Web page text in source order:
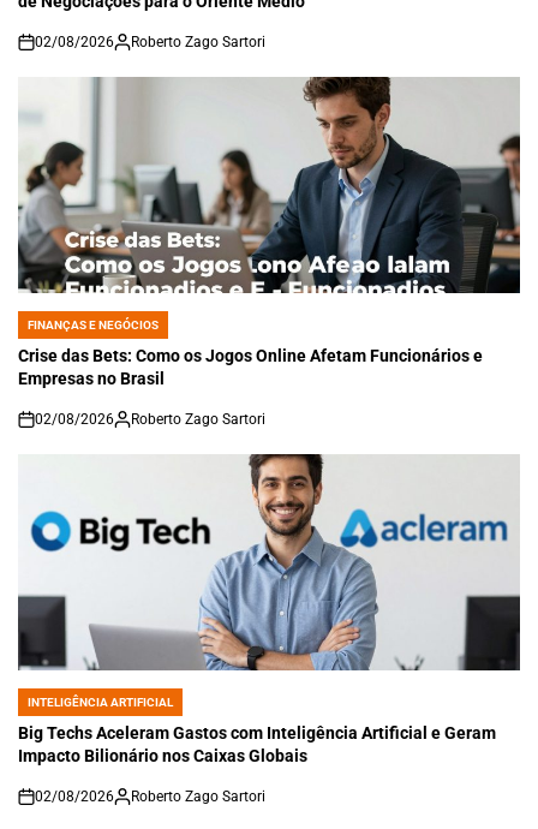
on
02/08/2026 Roberto Zago Sartori
POSTED
IN
FINANÇAS E NEGÓCIOS
Crise das Bets: Como os Jogos Online Afetam Funcionários e
Empresas no Brasil
on
02/08/2026 Roberto Zago Sartori
POSTED
IN
INTELIGÊNCIA ARTIFICIAL
Big Techs Aceleram Gastos com Inteligência Artificial e Geram
Impacto Bilionário nos Caixas Globais
on
02/08/2026 Roberto Zago Sartori